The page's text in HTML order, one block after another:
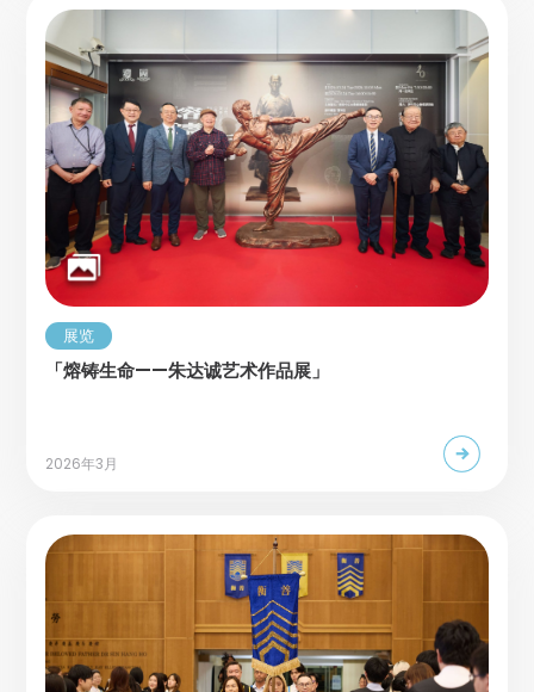
展览
「熔铸生命——朱达诚艺术作品展」
2026年3月